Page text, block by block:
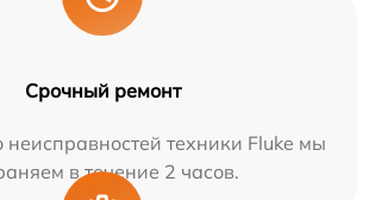
Срочный ремонт
неисправностей техники Fluke мы
в течение 2 часов.